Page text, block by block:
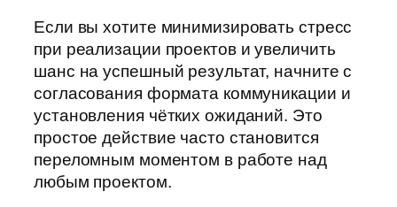
Если вы хотите минимизировать стресс
при реализации проектов и увеличить
шанс на успешный результат, начните с
согласования формата коммуникации и
установления чётких ожиданий. Это
простое действие часто становится
переломным моментом в работе над
любым проектом.